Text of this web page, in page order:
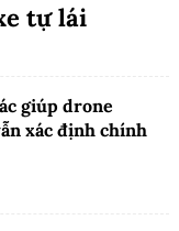
tự lái
giúp drone
xác định chính